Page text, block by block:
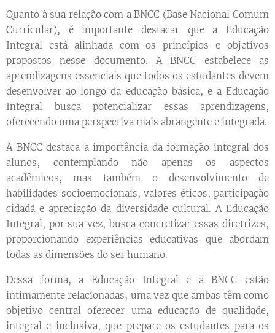
Quanto à sua relação com a BNCC (Base Nacional Comum
Curricular), é importante destacar que a Educação
Integral está alinhada com os princípios e objetivos
propostos nesse documento. A BNCC estabelece as
aprendizagens essenciais que todos os estudantes devem
desenvolver ao longo da educação básica, e a Educação
Integral busca potencializar essas aprendizagens,
oferecendo uma perspectiva mais abrangente e integrada.
A BNCC destaca a importância da formação integral dos
alunos, contemplando não apenas os aspectos
acadêmicos, mas também o desenvolvimento de
habilidades socioemocionais, valores éticos, participação
cidadã e apreciação da diversidade cultural. A Educação
Integral, por sua vez, busca concretizar essas diretrizes,
proporcionando experiências educativas que abordam
todas as dimensões do ser humano.
Dessa forma, a Educação Integral e a BNCC estão
intimamente relacionadas, uma vez que ambas têm como
objetivo central oferecer uma educação de qualidade,
integral e inclusiva, que prepare os estudantes para os